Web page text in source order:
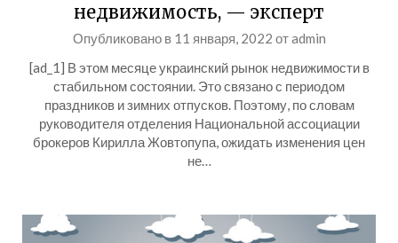
недвижимость, — эксперт
Опубликовано в 11 января, 2022 отadmin
[ad_1] В этом месяце украинский рынок недвижимости в
стабильном состоянии. Это связано с периодом
праздников и зимних отпусков. Поэтому, по словам
руководителя отделения Национальной ассоциации
брокеров Кирилла Жовтопупа, ожидать изменения цен
не…